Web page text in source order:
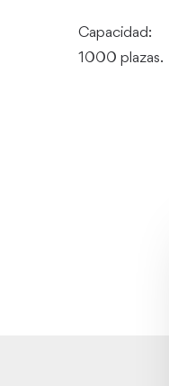
Capacidad:
1000 plazas.